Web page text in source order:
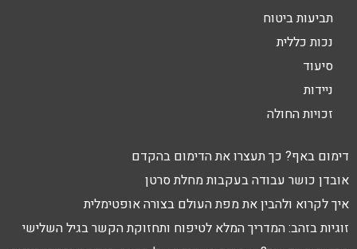
תביעות ביטוח
נכות כללית
סיעוד
ניידות
זכויות החולה
דימום באף? כך תעצרו את הדימום בהקדם
אובדן כושר עבודה בעקבות מחלת סרטן
איך לקרוא ולהבין את מפת העולם בצורה אופטימלית
זוגיות בזהב: המדריך המלא לטיפוח ותחזוקת הקשר בגיל השלישי